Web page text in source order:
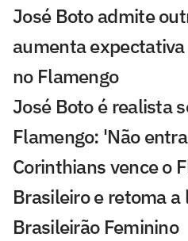
José Boto admite
aumenta
no Flamengo
José Boto é realista
Flamengo: 'Não
Corinthians vence o
Brasileiro e retoma a
Brasileirão Feminino